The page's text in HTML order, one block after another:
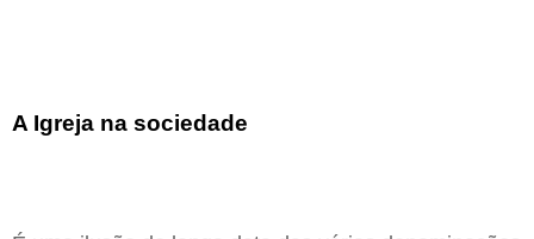
A Igreja na sociedade